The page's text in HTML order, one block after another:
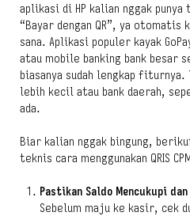
aplikasi di HP kalian nggak punya
“Bayar dengan QR”, ya otomatis
sana. Aplikasi populer kayak
atau mobile banking bank besar
biasanya sudah lengkap fiturnya.
lebih kecil atau bank daerah,
ada.
Biar kalian nggak bingung,
teknis cara menggunakan QRIS
Pastikan Saldo Mencukupi
Sebelum maju ke kasir, cek